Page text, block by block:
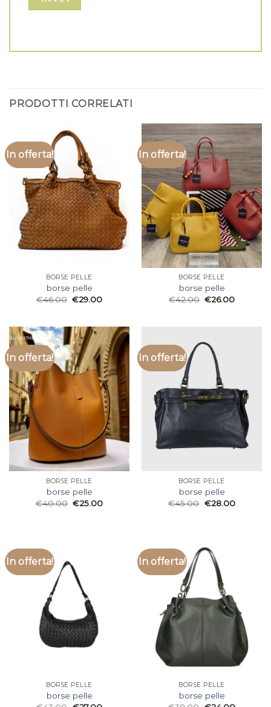
PRODOTTI CORRELATI
In offerta!
BORSE PELLE
borse pelle
€46.00 €29.00
In offerta!
BORSE PELLE
borse pelle
€42.00 €26.00
In offerta!
BORSE PELLE
borse pelle
€40.00 €25.00
In offerta!
BORSE PELLE
borse pelle
€45.00 €28.00
In offerta!
BORSE PELLE
borse pelle
In offerta!
BORSE PELLE
borse pelle